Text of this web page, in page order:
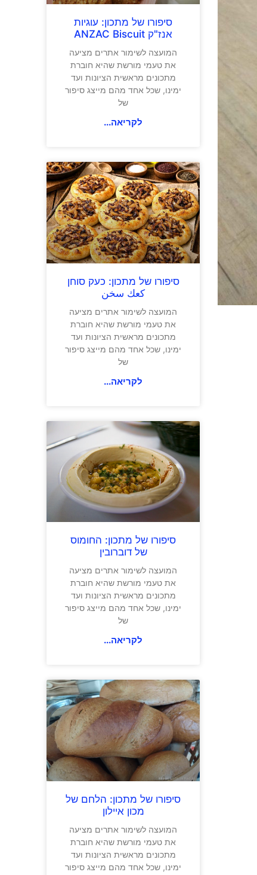
סיפורו של מתכון: עוגיות
אנז"ק ANZAC Biscuit
המועצה לשימור אתרים מציעה
את טעמי מורשת שהיא חוברת
מתכונים מראשית הציונות ועד
ימינו, שכל אחד מהם מייצג סיפור
של
לקריאה...
סיפורו של מתכון: כעק סוחן
كعك سخن
המועצה לשימור אתרים מציעה
את טעמי מורשת שהיא חוברת
מתכונים מראשית הציונות ועד
ימינו, שכל אחד מהם מייצג סיפור
של
לקריאה...
סיפורו של מתכון: החומוס
של דוברובין
המועצה לשימור אתרים מציעה
את טעמי מורשת שהיא חוברת
מתכונים מראשית הציונות ועד
ימינו, שכל אחד מהם מייצג סיפור
של
לקריאה...
סיפורו של מתכון: הלחם של
מכון איילון
המועצה לשימור אתרים מציעה
את טעמי מורשת שהיא חוברת
מתכונים מראשית הציונות ועד
ימינו, שכל אחד מהם מייצג סיפור